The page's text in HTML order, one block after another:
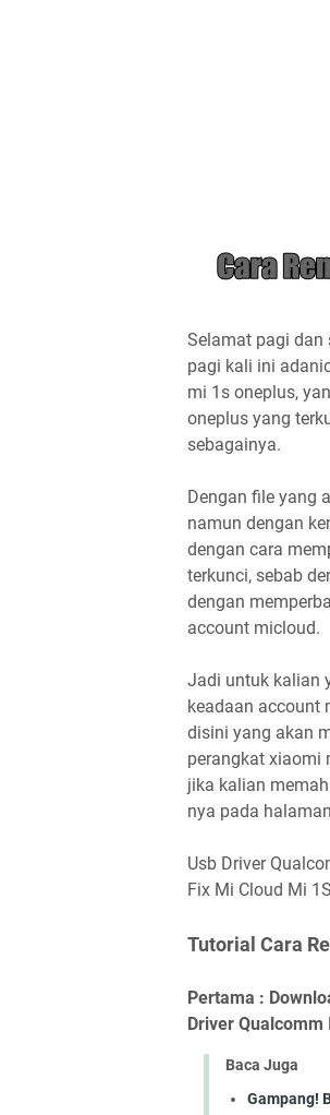
Selamat pagi dan
pagi kali ini
mi 1s oneplus,
oneplus yang
sebagainya.
Dengan file yang
namun dengan
dengan cara
terkunci, sebab
dengan
account micloud.
Jadi untuk kalian
keadaan account
disini yang akan
perangkat xiaomi
jika kalian
nya pada
Usb Driver
Fix Mi Cloud Mi
Tutorial Cara
Pertama :
Driver Qualcomm
Baca Juga
Gampang!